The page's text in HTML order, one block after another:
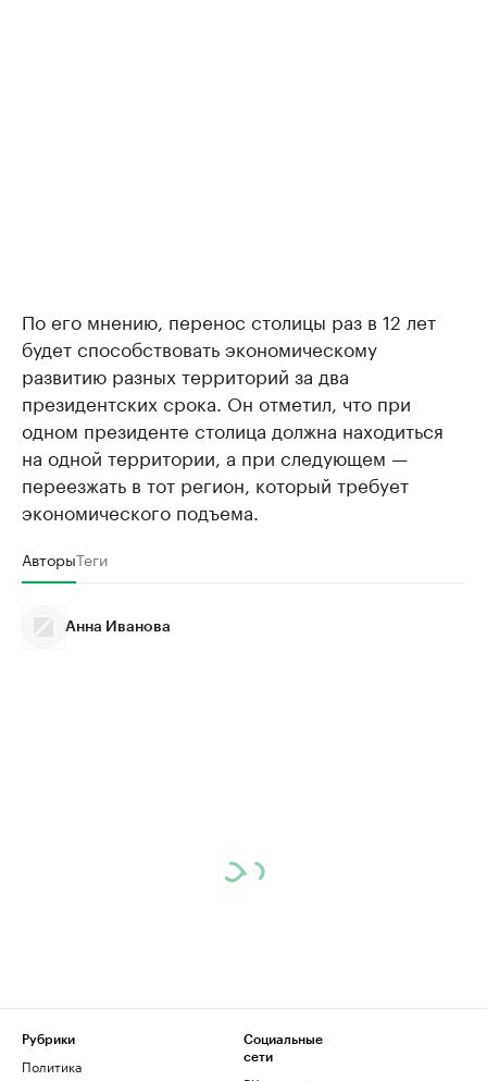
По его мнению, перенос столицы раз в 12 лет
будет способствовать экономическому
развитию разных территорий за два
президентских срока. Он отметил, что при
одном президенте столица должна находиться
на одной территории, а при следующем —
переезжать в тот регион, который требует
экономического подъема.
АвторыТеги
Анна Иванова
Рубрики
Политика
Социальные
сети